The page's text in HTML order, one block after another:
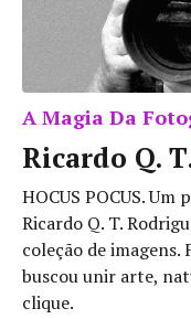
A Magia Da
Ricardo Q.
HOCUS POCUS.
Ricardo Q. T.
coleção de
buscou unir arte,
clique.